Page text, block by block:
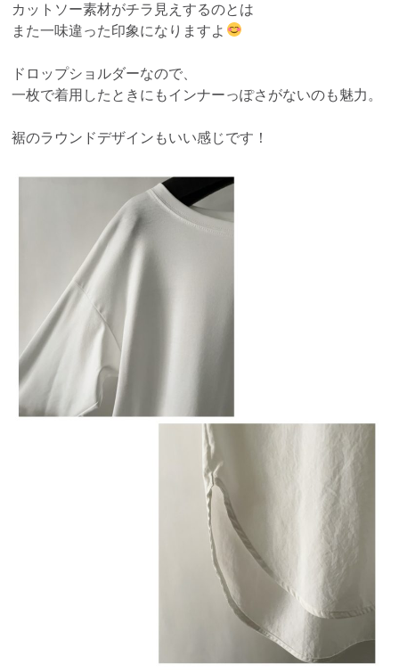
カットソー素材がチラ見えするのとは
また一味違った印象になりますよ
ドロップショルダーなので、
一枚で着用したときにもインナーっぽさがないのも魅力。
裾のラウンドデザインもいい感じです！